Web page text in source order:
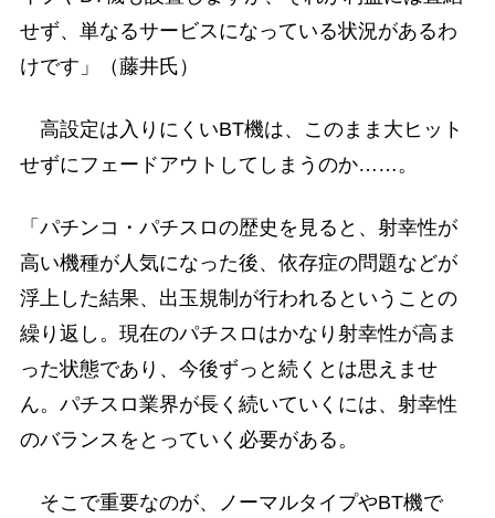
せず、単なるサービスになっている状況があるわ
けです」（藤井氏）
高設定は入りにくいBT機は、このまま大ヒット
せずにフェードアウトしてしまうのか……。
「パチンコ・パチスロの歴史を見ると、射幸性が
高い機種が人気になった後、依存症の問題などが
浮上した結果、出玉規制が行われるということの
繰り返し。現在のパチスロはかなり射幸性が高ま
った状態であり、今後ずっと続くとは思えませ
ん。パチスロ業界が長く続いていくには、射幸性
のバランスをとっていく必要がある。
そこで重要なのが、ノーマルタイプやBT機で